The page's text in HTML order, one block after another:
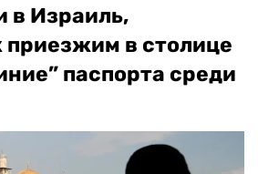
в Израиль,
приезжим в столице
паспорта среди